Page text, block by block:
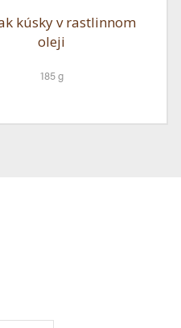
kúsky v rastlinnom
oleji
185 g